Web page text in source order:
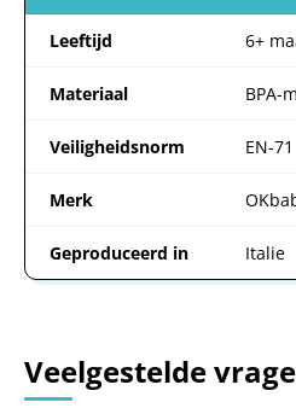
Leeftijd 6+
Materiaal BPA-
Veiligheidsnorm EN-71
Merk
Geproduceerd in Italie
Veelgestelde